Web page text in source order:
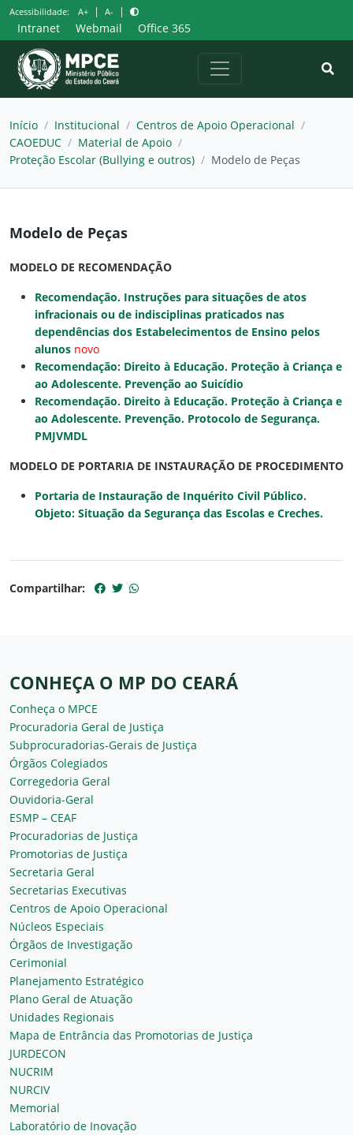
Pular
para
o
conteúdo
Acessibilidade: A+ | A- |
Intranet Webmail Office 365
Início / Institucional / Centros de Apoio Operacional /
CAOEDUC / Material de Apoio /
Proteção Escolar (Bullying e outros) / Modelo de Peças
Modelo de Peças
MODELO DE RECOMENDAÇÃO
Recomendação. Instruções para situações de atos
infracionais ou de indisciplinas praticados nas
dependências dos Estabelecimentos de Ensino pelos
alunos novo
Recomendação: Direito à Educação. Proteção à Criança e
ao Adolescente. Prevenção ao Suicídio
Recomendação. Direito à Educação. Proteção à Criança e
ao Adolescente. Prevenção. Protocolo de Segurança.
PMJVMDL
MODELO DE PORTARIA DE INSTAURAÇÃO DE PROCEDIMENTO
Portaria de Instauração de Inquérito Civil Público.
Objeto: Situação da Segurança das Escolas e Creches.
Compartilhar:
CONHEÇA O MP DO CEARÁ
Conheça o MPCE
Procuradoria Geral de Justiça
Subprocuradorias-Gerais de Justiça
Órgãos Colegiados
Corregedoria Geral
Ouvidoria-Geral
ESMP – CEAF
Procuradorias de Justiça
Promotorias de Justiça
Secretaria Geral
Secretarias Executivas
Centros de Apoio Operacional
Núcleos Especiais
Órgãos de Investigação
Cerimonial
Planejamento Estratégico
Plano Geral de Atuação
Unidades Regionais
Mapa de Entrância das Promotorias de Justiça
JURDECON
NUCRIM
NURCIV
Memorial
Laboratório de Inovação